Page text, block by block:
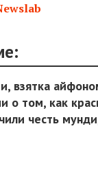
взятка
о том, как
честь